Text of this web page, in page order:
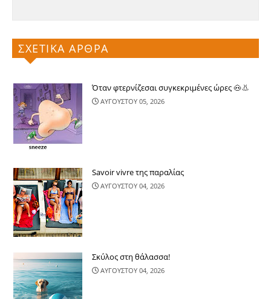
ΣΧΕΤΙΚΑ ΑΡΘΡΑ
Όταν φτερνίζεσαι συγκεκριμένες ώρες 🐽👃
ΑΥΓΟΥΣΤΟΥ 05, 2026
Savoir vivre της παραλίας
ΑΥΓΟΥΣΤΟΥ 04, 2026
Σκύλος στη θάλασσα!
ΑΥΓΟΥΣΤΟΥ 04, 2026